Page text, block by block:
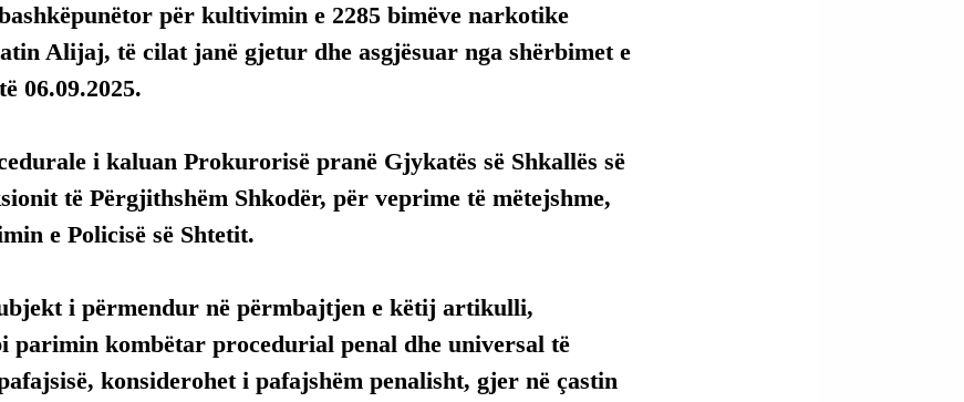
për kultivimin e 2285 bimëve narkotike
Alijaj, të cilat janë gjetur dhe asgjësuar nga shërbimet e
06.09.2025.
i kaluan Prokurorisë pranë Gjykatës së Shkallës së
të Përgjithshëm Shkodër, për veprime të mëtejshme,
e Policisë së Shtetit.
i përmendur në përmbajtjen e këtij artikulli,
parimin kombëtar procedurial penal dhe universal të
konsiderohet i pafajshëm penalisht, gjer në çastin